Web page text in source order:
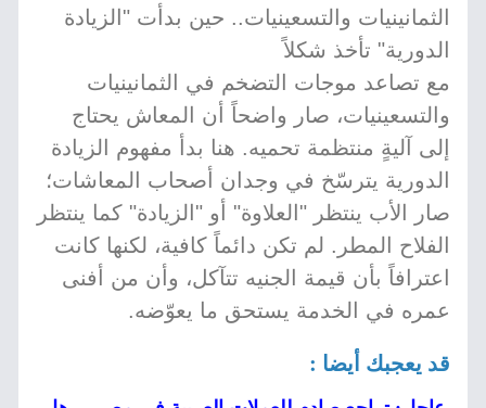
الثمانينيات والتسعينيات.. حين بدأت "الزيادة
الدورية" تأخذ شكلاً
مع تصاعد موجات التضخم في الثمانينيات
والتسعينيات، صار واضحاً أن المعاش يحتاج
إلى آليةٍ منتظمة تحميه. هنا بدأ مفهوم الزيادة
الدورية يترسّخ في وجدان أصحاب المعاشات؛
صار الأب ينتظر "العلاوة" أو "الزيادة" كما ينتظر
الفلاح المطر. لم تكن دائماً كافية، لكنها كانت
اعترافاً بأن قيمة الجنيه تتآكل، وأن من أفنى
عمره في الخدمة يستحق ما يعوّضه.
قد يعجبك أيضا :